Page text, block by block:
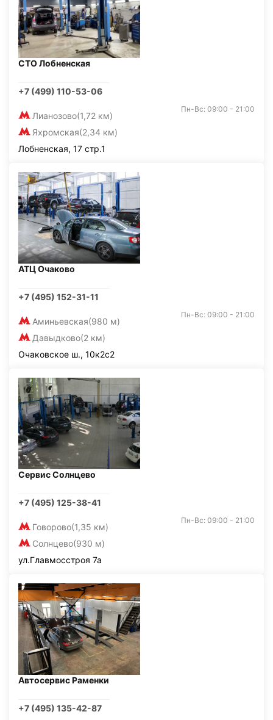
СТО Лобненская
+7 (499) 110-53-06
Лианозово(1,72 км)
Яхромская(2,34 км)
Пн-Вс: 09:00 - 21:00
Лобненская, 17 стр.1
АТЦ Очаково
+7 (495) 152-31-11
Аминьевская(980 м)
Давыдково(2 км)
Пн-Вс: 09:00 - 21:00
Очаковское ш., 10к2с2
Сервис Солнцево
+7 (495) 125-38-41
Говорово(1,35 км)
Солнцево(930 м)
Пн-Вс: 09:00 - 21:00
ул.Главмосстроя 7а
Автосервис Раменки
+7 (495) 135-42-87